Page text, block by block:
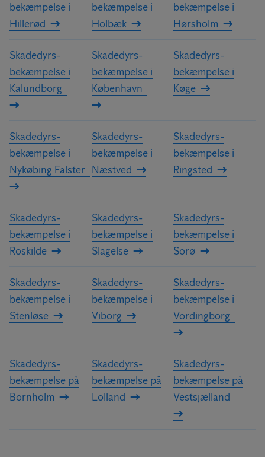
bekæmpelse i
Hillerød
bekæmpelse i
Holbæk
bekæmpelse i
Hørsholm
Skadedyrs­
bekæmpelse i
Kalundborg
Skadedyrs­
bekæmpelse i
København
Skadedyrs­
bekæmpelse i
Køge
Skadedyrs­
bekæmpelse i
Nykøbing Falster
Skadedyrs­
bekæmpelse i
Næstved
Skadedyrs­
bekæmpelse i
Ringsted
Skadedyrs­
bekæmpelse i
Roskilde
Skadedyrs­
bekæmpelse i
Slagelse
Skadedyrs­
bekæmpelse i
Sorø
Skadedyrs­
bekæmpelse i
Stenløse
Skadedyrs­
bekæmpelse i
Viborg
Skadedyrs­
bekæmpelse i
Vordingborg
Skadedyrs­
bekæmpelse på
Bornholm
Skadedyrs­
bekæmpelse på
Lolland
Skadedyrs­
bekæmpelse på
Vestsjælland